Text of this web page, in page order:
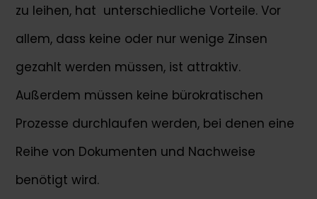
zu leihen, hat unterschiedliche Vorteile. Vor
allem, dass keine oder nur wenige Zinsen
gezahlt werden müssen, ist attraktiv.
Außerdem müssen keine bürokratischen
Prozesse durchlaufen werden, bei denen eine
Reihe von Dokumenten und Nachweise
benötigt wird.